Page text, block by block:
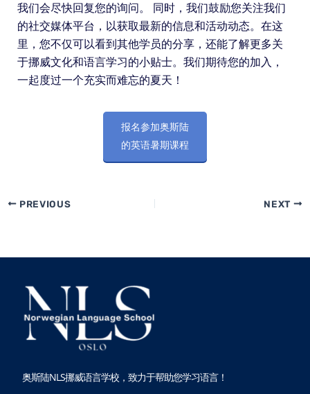
我们会尽快回复您的询问。 同时，我们鼓励您关注我们
的社交媒体平台，以获取最新的信息和活动动态。在这
里，您不仅可以看到其他学员的分享，还能了解更多关
于挪威文化和语言学习的小贴士。我们期待您的加入，
一起度过一个充实而难忘的夏天！
报名参加奥斯陆
的英语暑期课程
PREVIOUS NEXT
奥斯陆NLS挪威语言学校，致力于帮助您学习语言！